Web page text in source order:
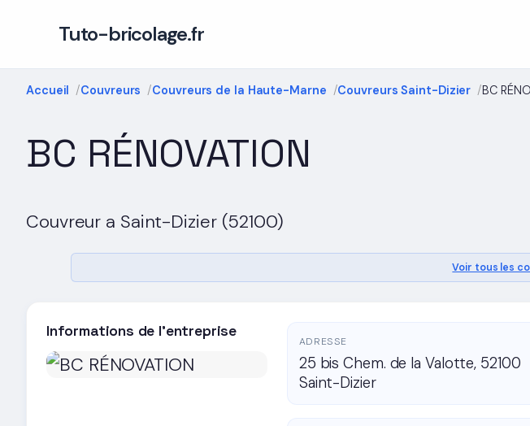
Tuto-bricolage.fr
Accueil Couvreurs Couvreurs de la Haute-Marne Couvreurs Saint-Dizier BC
BC RÉNOVATION
Couvreur a Saint-Dizier (52100)
Voir tous les
Informations de l'entreprise
ADRESSE
25 bis Chem. de la Valotte, 52100
Saint-Dizier